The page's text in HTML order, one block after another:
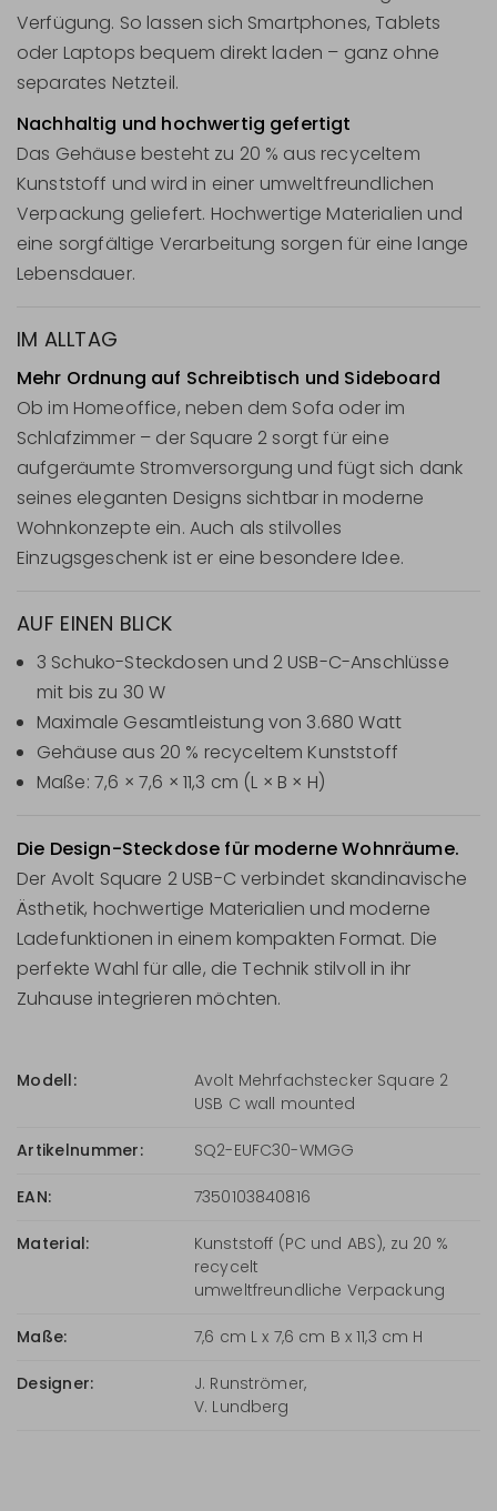
Verfügung. So lassen sich Smartphones, Tablets
oder Laptops bequem direkt laden – ganz ohne
separates Netzteil.
Nachhaltig und hochwertig gefertigt
Das Gehäuse besteht zu 20 % aus recyceltem
Kunststoff und wird in einer umweltfreundlichen
Verpackung geliefert. Hochwertige Materialien und
eine sorgfältige Verarbeitung sorgen für eine lange
Lebensdauer.
IM ALLTAG
Mehr Ordnung auf Schreibtisch und Sideboard
Ob im Homeoffice, neben dem Sofa oder im
Schlafzimmer – der Square 2 sorgt für eine
aufgeräumte Stromversorgung und fügt sich dank
seines eleganten Designs sichtbar in moderne
Wohnkonzepte ein. Auch als stilvolles
Einzugsgeschenk ist er eine besondere Idee.
AUF EINEN BLICK
3 Schuko-Steckdosen und 2 USB-C-Anschlüsse
mit bis zu 30 W
Maximale Gesamtleistung von 3.680 Watt
Gehäuse aus 20 % recyceltem Kunststoff
Maße: 7,6 × 7,6 × 11,3 cm (L × B × H)
Die Design-Steckdose für moderne Wohnräume.
Der Avolt Square 2 USB-C verbindet skandinavische
Ästhetik, hochwertige Materialien und moderne
Ladefunktionen in einem kompakten Format. Die
perfekte Wahl für alle, die Technik stilvoll in ihr
Zuhause integrieren möchten.
Modell:
Avolt Mehrfachstecker Square 2
USB C wall mounted
Artikelnummer: SQ2-EUFC30-WMGG
EAN: 7350103840816
Material:
Kunststoff (PC und ABS), zu 20 %
recycelt
umweltfreundliche Verpackung
Maße: 7,6 cm L x 7,6 cm B x 11,3 cm H
Designer:
J. Runströmer,
V. Lundberg